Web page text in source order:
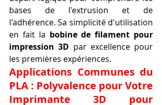
bases de l'extrusion et de
l'adhérence. Sa simplicité d'utilisation
en fait la bobine de filament pour
impression 3D par excellence pour
les premières expériences.
Applications Communes du
PLA : Polyvalence pour Votre
Imprimante 3D pour